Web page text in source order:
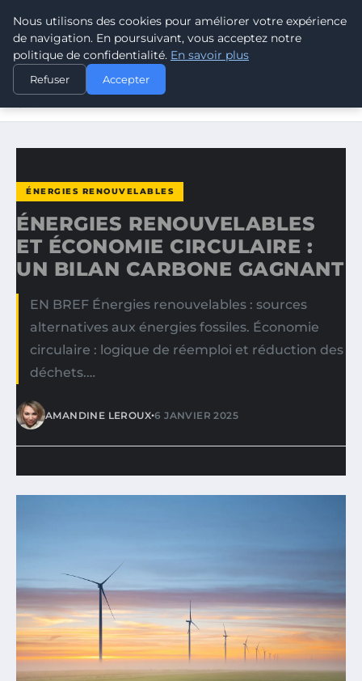
CLIMATE GUARDIAN
ACCUEIL
ÉNERGIES RENOUVELABLES
ÉNERGIES RENOUVELABLES ET ÉCONOMIE CIRCULAIRE :
ÉNERGIES RENOUVELABLES
ÉNERGIES RENOUVELABLES
ET ÉCONOMIE CIRCULAIRE :
UN BILAN CARBONE GAGNANT
EN BREF Énergies renouvelables : sources
alternatives aux énergies fossiles. Économie
circulaire : logique de réemploi et réduction des
déchets.…
AMANDINE LEROUX•6 JANVIER 2025
Nous utilisons des cookies pour améliorer votre expérience
de navigation. En poursuivant, vous acceptez notre
politique de confidentialité. En savoir plus
Refuser Accepter